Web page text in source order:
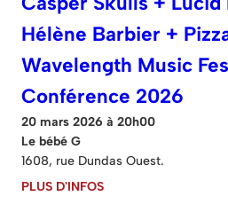
Hélène Barbier +
Wavelength Music
Conférence 2026
20 mars 2026 à 20h00
Le bébé G
1608, rue Dundas Ouest.
PLUS D'INFOS